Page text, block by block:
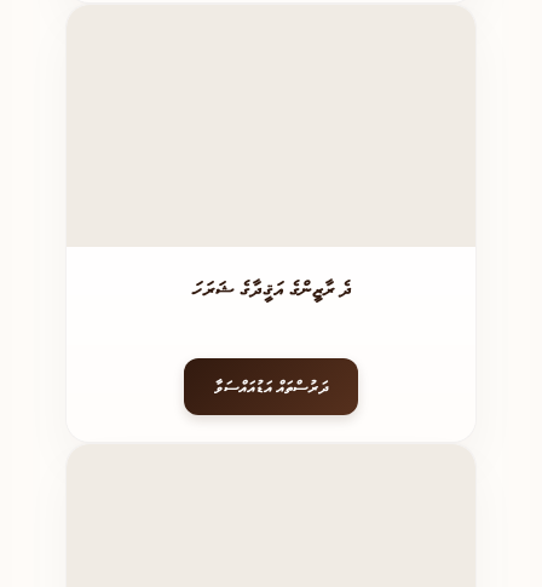
ދެ ރާޒީންގެ އަޤީދާގެ ޝަރަހަ
ދަރުސްތައް އަޑުއައްސަވާ